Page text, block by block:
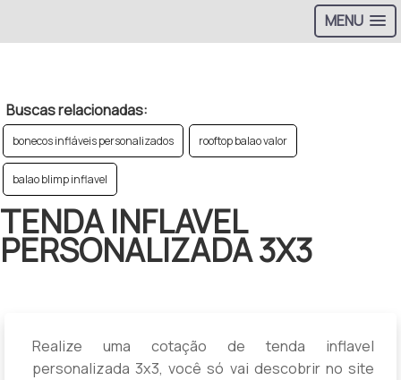
MENU
Buscas relacionadas:
bonecos infláveis personalizados rooftop balao valor
balao blimp inflavel
TENDA INFLAVEL
PERSONALIZADA 3X3
Realize uma cotação de tenda inflavel
personalizada 3x3, você só vai descobrir no site